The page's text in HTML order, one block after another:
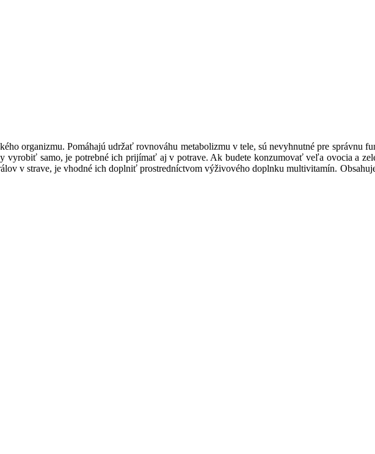
organizmu. Pomáhajú udržať rovnováhu metabolizmu v tele, sú nevyhnutné pre správnu
vyrobiť samo, je potrebné ich prijímať aj v potrave. Ak budete konzumovať veľa ovocia a
v strave, je vhodné ich doplniť prostredníctvom výživového doplnku multivitamín.